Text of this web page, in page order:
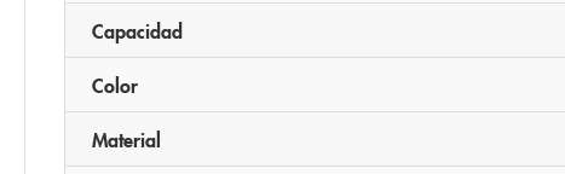
Capacidad
Color
Material